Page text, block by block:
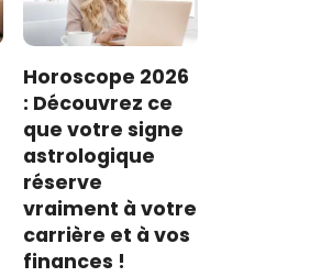
Horoscope 2026
: Découvrez ce
que votre signe
astrologique
réserve
vraiment à votre
carrière et à vos
finances !